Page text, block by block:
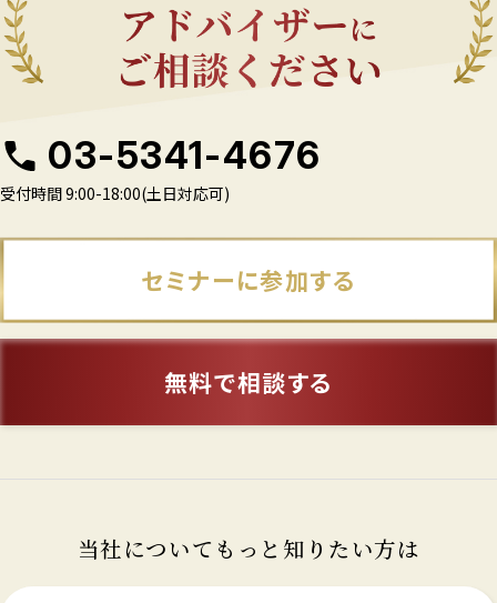
03-5341-4676
受付時間 9:00-18:00(土日対応可)
セミナーに参加する
無料で相談する
当社についてもっと知りたい方は